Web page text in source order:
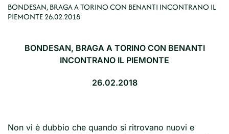
BONDESAN, BRAGA A TORINO CON BENANTI INCONTRANO IL
PIEMONTE 26.02.2018
BONDESAN, BRAGA A TORINO CON BENANTI
INCONTRANO IL PIEMONTE
26.02.2018
Non vi è dubbio che quando si ritrovano nuovi e